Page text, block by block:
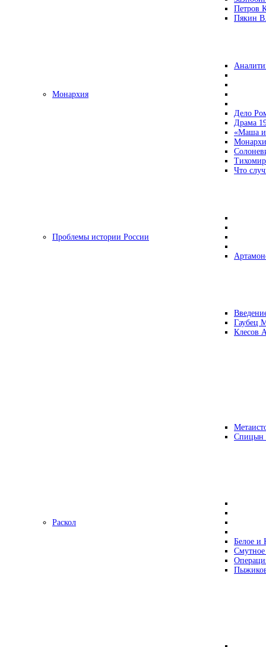
Петров
Пякин
Монархия
Дело
Драма
«Маша и
Что
Проблемы истории России
Гаубец
Клесов
Раскол
Белое и